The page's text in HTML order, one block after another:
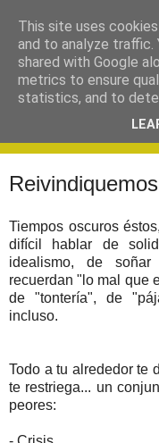
Tiempos oscuros
difícil hablar de
idealismo, de
recuerdan "lo mal que
de "tontería", de
incluso.
Todo a tu alrededor te
te restriega... un
peores:
This site uses
and to analyze traffic.
shared with Google
metrics to ensure
statistics, and to